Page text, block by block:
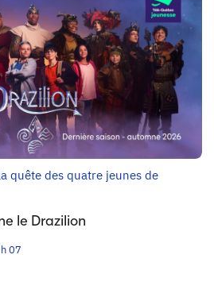
quête des quatre jeunes de
le Drazilion
07